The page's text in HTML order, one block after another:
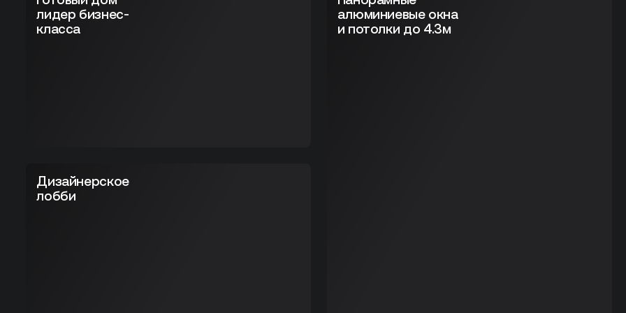
лидер бизнес-
класса
Дизайнерское лобби
Дизайнерское
лобби
алюминиевые окна
и потолки до 4.3м